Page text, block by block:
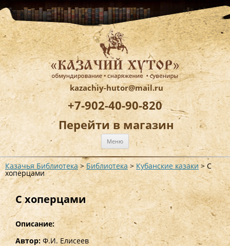
kazachiy-hutor@mail.ru
+7-902-40-90-820
Перейти в магазин
Меню Перейти
к
содержимому
Казачья Библиотека>Библиотека> Кубанские казаки> С
хоперцами
С хоперцами
Описание:
Автор: Ф.И. Елисеев